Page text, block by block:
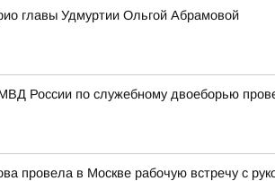
главы Удмуртии Ольгой Абрамовой
России по служебному двоеборью
провела в Москве рабочую встречу с